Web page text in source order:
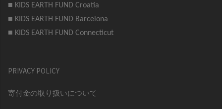
■ KIDS EARTH FUND Croatia
■ KIDS EARTH FUND Barcelona
■ KIDS EARTH FUND Connecticut
PRIVACY POLICY
寄付金の取り扱いについて